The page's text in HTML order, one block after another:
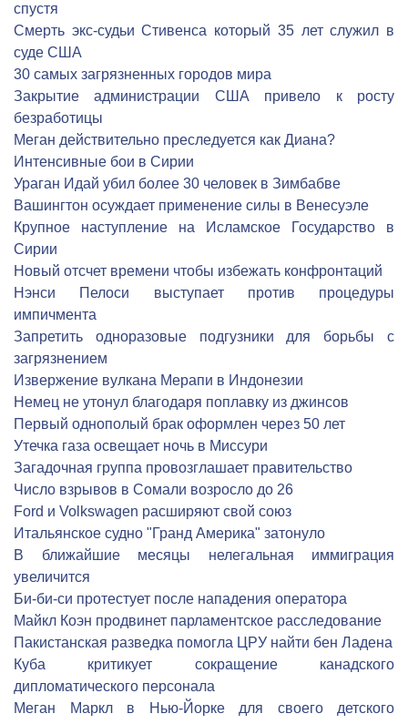
спустя
Смерть экс-судьи Стивенса который 35 лет служил в
суде США
30 самых загрязненных городов мира
Закрытие администрации США привело к росту
безработицы
Меган действительно преследуется как Диана?
Интенсивные бои в Сирии
Ураган Идай убил более 30 человек в Зимбабве
Вашингтон осуждает применение силы в Венесуэле
Крупное наступление на Исламское Государство в
Сирии
Новый отсчет времени чтобы избежать конфронтаций
Нэнси Пелоси выступает против процедуры
импичмента
Запретить одноразовые подгузники для борьбы с
загрязнением
Извержение вулкана Мерапи в Индонезии
Немец не утонул благодаря поплавку из джинсов
Первый однополый брак оформлен через 50 лет
Утечка газа освещает ночь в Миссури
Загадочная группа провозглашает правительство
Число взрывов в Сомали возросло до 26
Ford и Volkswagen расширяют свой союз
Итальянское судно "Гранд Америка" затонуло
В ближайшие месяцы нелегальная иммиграция
увеличится
Би-би-си протестует после нападения оператора
Майкл Коэн продвинет парламентское расследование
Пакистанская разведка помогла ЦРУ найти бен Ладена
Куба критикует сокращение канадского
дипломатического персонала
Меган Маркл в Нью-Йорке для своего детского